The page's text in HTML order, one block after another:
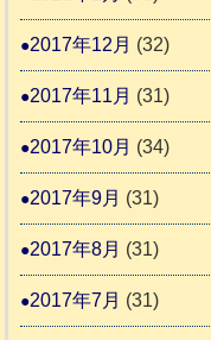
2017年12月 (32)
2017年11月 (31)
2017年10月 (34)
2017年9月 (31)
2017年8月 (31)
2017年7月 (31)